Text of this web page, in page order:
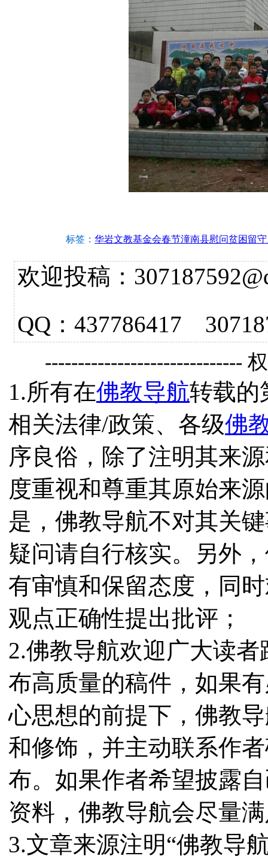
标签： 华岩文教基金会春节潼南县慰问贫困留
欢迎投稿：
QQ：437786417
------------------------------
1.所有在佛教导航转载的
相关法律/政策、各级佛
序良俗，除了注明其来
度重视和尊重其原始来
是，佛教导航不对其关
疑问请自行核实。另外
有审慎和保留态度，同
观点正确性提出批评；
2.佛教导航欢迎广大读
布高质量的稿件，如果
心思想的前提下，佛教
和修饰，并主动联系作
布。如果作者希望披露
资料，佛教导航会尽量
3.文章来源注明“佛教导